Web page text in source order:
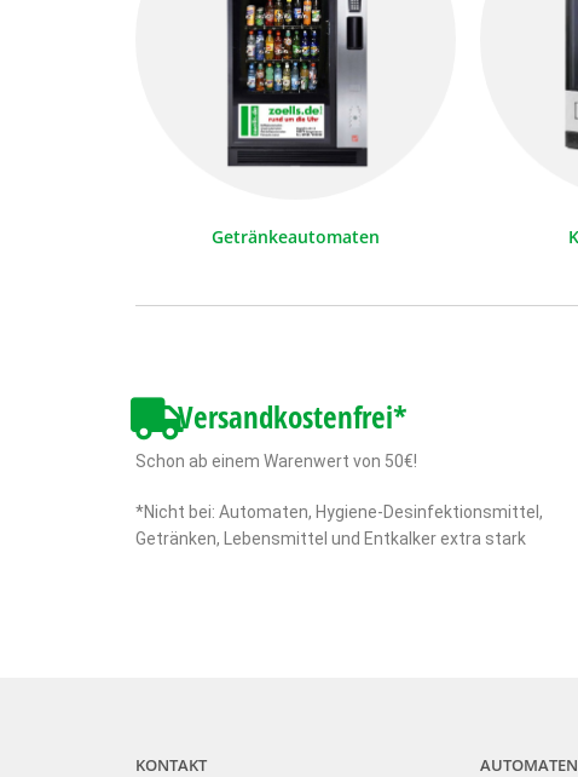
Getränkeautomaten
Versandkostenfrei*
Schon ab einem Warenwert von 50€!
*Nicht bei: Automaten, Hygiene-Desinfektionsmittel,
Getränken, Lebensmittel und Entkalker extra stark
KONTAKT AUTOMATEN